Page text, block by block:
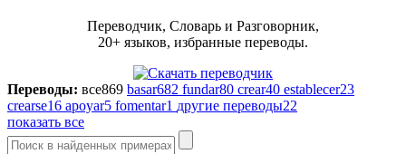
Переводчик, Словарь и Разговорник,
20+ языков, избранные переводы.
Переводы: все869 basar682 fundar80 crear40 establecer23
crearse16 apoyar5 fomentar1 другие переводы22
показать все